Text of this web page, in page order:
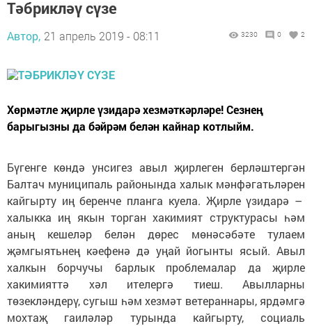
Тәбрикләү сүзе
Автор, 21 апрель 2019 - 08:11 3230 0 2
Хөрмәтле җирле үзидарә хезмәткәрләре! Сезнең
барыгызны да бәйрәм белән кайнар котлыйм.
Бүгенге көндә унсигез авыл җирлеген берләштергән
Балтач муниципаль районында халык мәнфәгатьләрен
кайгырту иң беренче планга куела. Җирле үзидарә –
халыкка иң якын торган хакимият структурасы һәм
аның кешеләр белән дөрес мөнәсәбәте тулаем
җәмгыятьнең кәефенә дә уңай йогынты ясый. Авыл
халкын борчучы барлык проблемалар да җирле
хакимияттә хәл ителергә тиеш. Авылларны
төзекләндерү, сугыш һәм хезмәт ветераннары, ярдәмгә
мохтаҗ гаиләләр турында кайгырту, социаль